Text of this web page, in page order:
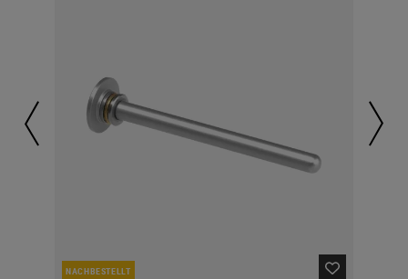
NACHBESTELLT